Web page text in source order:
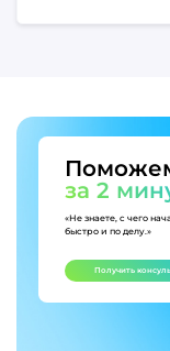
за 2
«Не знаете, с чего
быстро и по делу.»
Получить